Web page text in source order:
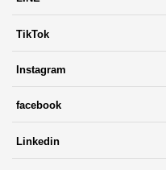
TikTok
Instagram
facebook
Linkedin